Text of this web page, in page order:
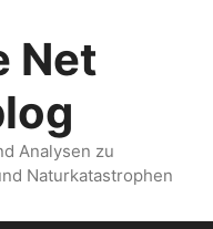
Net
Analysen zu
Naturkatastrophen